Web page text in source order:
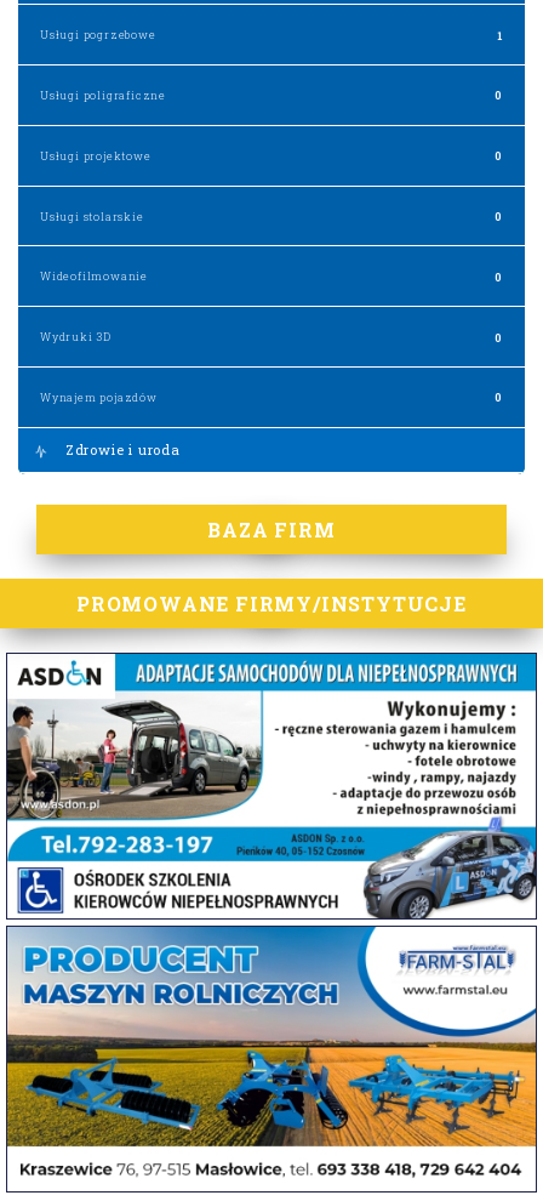
Usługi pogrzebowe 1
Usługi poligraficzne 0
Usługi projektowe 0
Usługi stolarskie 0
Wideofilmowanie 0
Wydruki 3D 0
Wynajem pojazdów 0
Zdrowie i uroda
BAZA FIRM
PROMOWANE FIRMY/INSTYTUCJE